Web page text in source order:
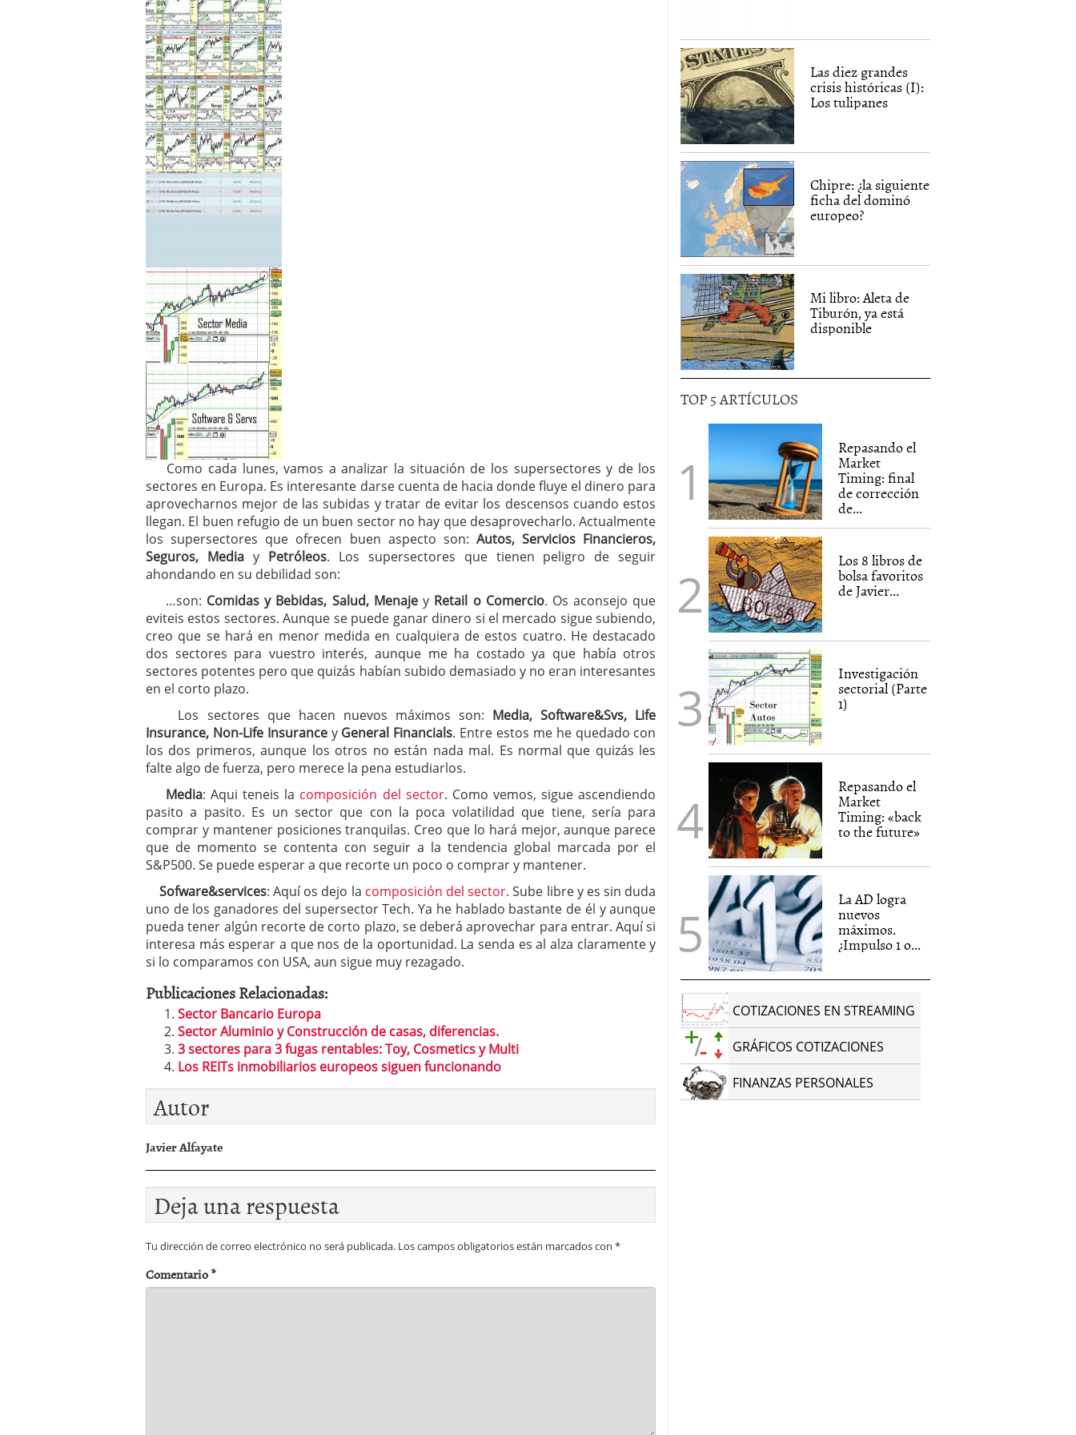
Como cada lunes, vamos a analizar la situación de los supersectores y de los
sectores en Europa. Es interesante darse cuenta de hacia donde fluye el dinero para
aprovecharnos mejor de las subidas y tratar de evitar los descensos cuando estos
llegan. El buen refugio de un buen sector no hay que desaprovecharlo. Actualmente
los supersectores que ofrecen buen aspecto son:Autos, Servicios Financieros,
Seguros, Mediay Petróleos. Los supersectores que tienen peligro de seguir
ahondando en su debilidad son:
…son: Comidas y Bebidas, Salud, Menajey Retail o Comercio. Os aconsejo que
eviteis estos sectores. Aunque se puede ganar dinero si el mercado sigue subiendo,
creo que se hará en menor medida en cualquiera de estos cuatro. He destacado
dos sectores para vuestro interés, aunque me ha costado ya que había otros
sectores potentes pero que quizás habían subido demasiado y no eran interesantes
en el corto plazo.
Los sectores que hacen nuevos máximos son: Media, Software&Svs, Life
Insurance, Non-Life Insurancey General Financials. Entre estos me he quedado con
los dos primeros, aunque los otros no están nada mal. Es normal que quizás les
falte algo de fuerza, pero merece la pena estudiarlos.
Media: Aqui teneis la composición del sector. Como vemos, sigue ascendiendo
pasito a pasito. Es un sector que con la poca volatilidad que tiene, sería para
comprar y mantener posiciones tranquilas. Creo que lo hará mejor, aunque parece
que de momento se contenta con seguir a la tendencia global marcada por el
S&P500. Se puede esperar a que recorte un poco o comprar y mantener.
Sofware&services: Aquí os dejo la composición del sector. Sube libre y es sin duda
uno de los ganadores del supersector Tech. Ya he hablado bastante de él y aunque
pueda tener algún recorte de corto plazo, se deberá aprovechar para entrar. Aquí si
interesa más esperar a que nos de la oportunidad. La senda es al alza claramente y
si lo comparamos con USA, aun sigue muy rezagado.
Publicaciones Relacionadas:
Sector Bancario Europa
Sector Aluminio y Construcción de casas, diferencias.
3 sectores para 3 fugas rentables: Toy, Cosmetics y Multi
Los REITs inmobiliarios europeos siguen funcionando
Autor
Javier Alfayate
Deja una respuesta
Tu dirección de correo electrónico no será publicada. Los campos obligatorios están marcados con *
Comentario*
Las diez grandes
crisis históricas (I):
Los tulipanes
Chipre: ¿la siguiente
ficha del dominó
europeo?
Mi libro: Aleta de
Tiburón, ya está
disponible
TOP 5 ARTÍCULOS
Repasando el
Market
Timing: final
de corrección
de...
Los 8 libros de
bolsa favoritos
de Javier...
Investigación
sectorial (Parte
1)
Repasando el
Market
Timing: «back
to the future»
La AD logra
nuevos
máximos.
¿Impulso 1 o...
COTIZACIONES EN STREAMING
GRÁFICOS COTIZACIONES
FINANZAS PERSONALES